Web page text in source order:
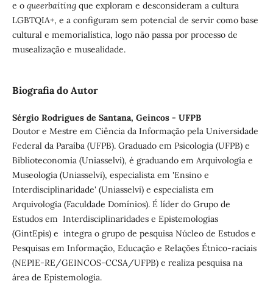
e o queerbaitingque exploram e desconsideram a cultura
LGBTQIA+, e a configuram sem potencial de servir como base
cultural e memorialística, logo não passa por processo de
musealização e musealidade.
Biografia do Autor
Sérgio Rodrigues de Santana, Geincos - UFPB
Doutor e Mestre em Ciência da Informação pela Universidade
Federal da Paraíba (UFPB). Graduado em Psicologia (UFPB) e
Biblioteconomia (Uniasselvi), é graduando em Arquivologia e
Museologia (Uniasselvi), especialista em 'Ensino e
Interdisciplinaridade' (Uniasselvi) e especialista em
Arquivologia (Faculdade Domínios). É líder do Grupo de
Estudos em Interdisciplinaridades e Epistemologias
(GintEpis) e integra o grupo de pesquisa Núcleo de Estudos e
Pesquisas em Informação, Educação e Relações Étnico-raciais
(NEPIE-RE/GEINCOS-CCSA/UFPB) e realiza pesquisa na
área de Epistemologia.